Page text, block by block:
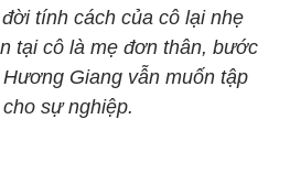
tính cách của cô lại nhẹ
tại cô là mẹ đơn thân, bước
Giang vẫn muốn tập
sự nghiệp.